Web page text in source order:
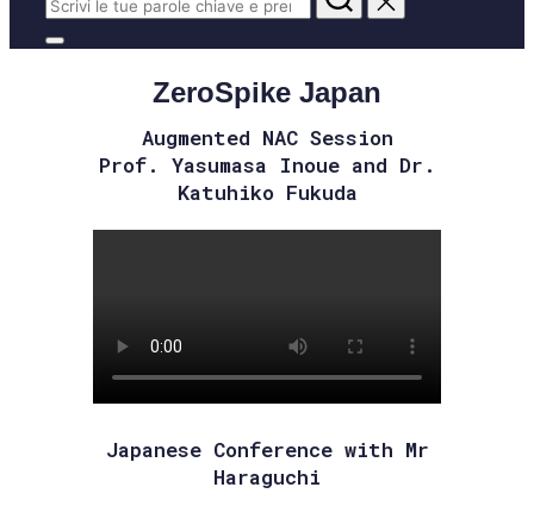
ZeroSpike Japan
Augmented NAC Session
Prof. Yasumasa Inoue and Dr.
Katuhiko Fukuda
Japanese Conference with Mr
Haraguchi